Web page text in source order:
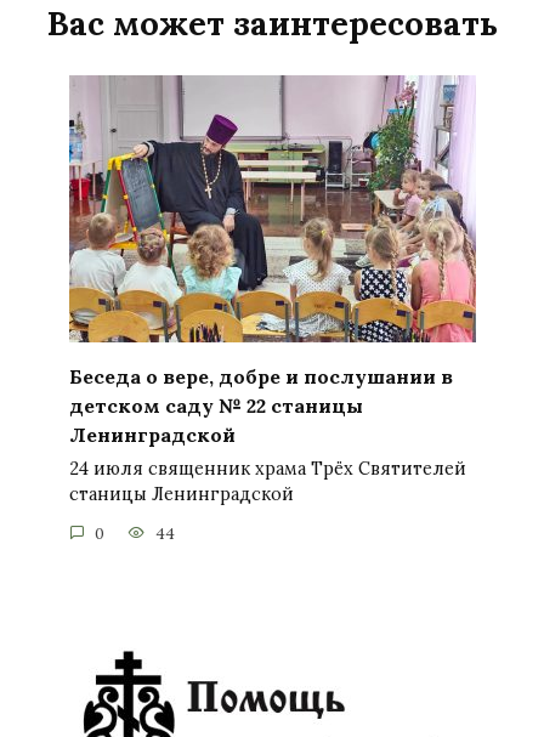
Вас может заинтересовать
Беседа о вере, добре и послушании в
детском саду № 22 станицы
Ленинградской
24 июля священник храма Трёх Святителей
станицы Ленинградской
0 44